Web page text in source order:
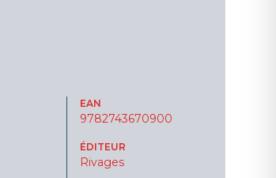
EAN
9782743670900
ÉDITEUR
Rivages